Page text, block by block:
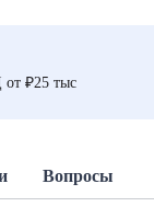
₽25 тыс
Вопросы